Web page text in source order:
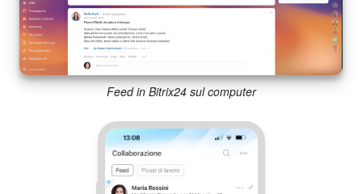
Incarichi e progetti
Progetti IA
Prenotazione online
Contact Center
Feed in Bitrix24 sul computer